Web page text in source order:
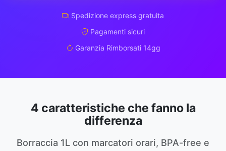
Spedizione express gratuita
Pagamenti sicuri
Garanzia Rimborsati 14gg
4 caratteristiche che fanno la
differenza
Borraccia 1L con marcatori orari, BPA-free e